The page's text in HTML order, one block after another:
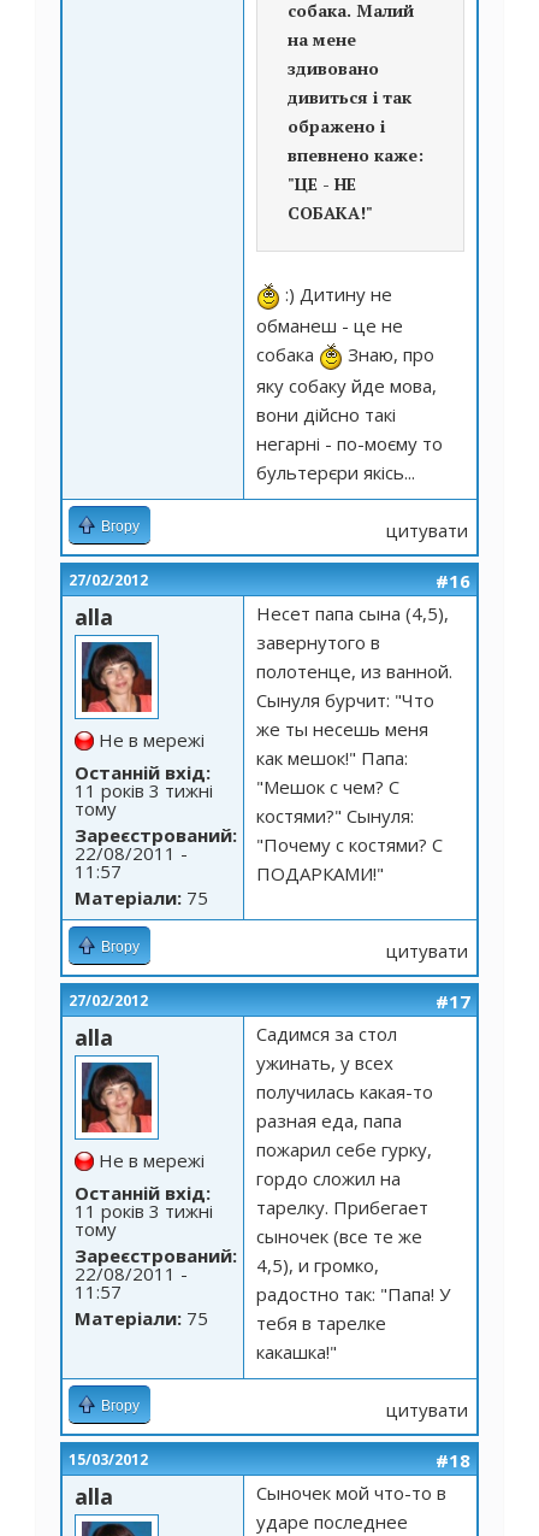
собака. Малий
на мене
здивовано
дивиться і так
ображено і
впевнено каже:
"ЦЕ - НЕ
СОБАКА!"
:) Дитину не
обманеш - це не
собака
Знаю, про
яку собаку йде мова,
вони дійсно такі
негарні - по-моєму то
бультерєри якісь...
Вгору цитувати
27/02/2012 #16
alla
Не в мережі
Останній вхід:
11 років 3 тижні
тому
Зареєстрований:
22/08/2011 -
11:57
Матеріали: 75
Несет папа сына (4,5),
завернутого в
полотенце, из ванной.
Сынуля бурчит: "Что
же ты несешь меня
как мешок!" Папа:
"Мешок с чем? С
костями?" Сынуля:
"Почему с костями? С
ПОДАРКАМИ!"
Вгору цитувати
27/02/2012 #17
alla
Не в мережі
Останній вхід:
11 років 3 тижні
тому
Зареєстрований:
22/08/2011 -
11:57
Матеріали: 75
Садимся за стол
ужинать, у всех
получилась какая-то
разная еда, папа
пожарил себе гурку,
гордо сложил на
тарелку. Прибегает
сыночек (все те же
4,5), и громко,
радостно так: "Папа! У
тебя в тарелке
какашка!"
Вгору цитувати
15/03/2012 #18
alla
Сыночек мой что-то в
ударе последнее